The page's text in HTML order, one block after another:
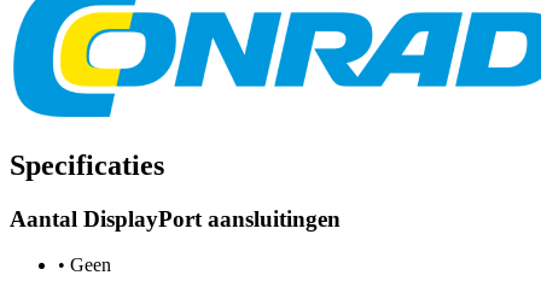
Specificaties
Aantal DisplayPort aansluitingen
• Geen